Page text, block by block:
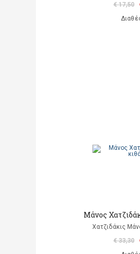
€ 17,50
Μάνος
Χατζιδάκις
€ 33,30